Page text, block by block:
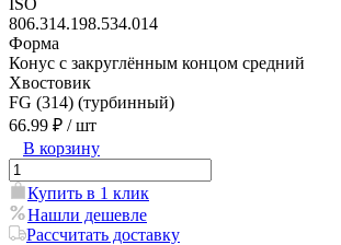
806.314.198.534.014
Форма
Конус с закруглённым концом средний
Хвостовик
FG (314) (турбинный)
66.99 ₽ / шт
В корзину
Купить в 1 клик
Нашли дешевле
Рассчитать доставку